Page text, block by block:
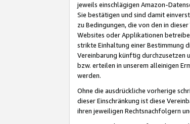
jeweils einschlägigen Amazon-
Sie bestätigen und sind damit
zu Bedingungen, die von den in
Websites oder Applikationen
strikte Einhaltung einer Bestimmung
Vereinbarung künftig durchzusetzen
bzw. erteilen in unserem alleinigen
werden.
Ohne die ausdrückliche vorherige
dieser Einschränkung ist diese
ihren jeweiligen Rechtsnachfolgern